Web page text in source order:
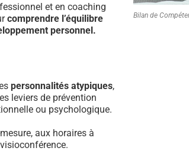
et en coaching
comprendre l’équilibre
personnel.
personnalités atypiques,
leviers de prévention
ou psychologique.
aux horaires à
Bilan de